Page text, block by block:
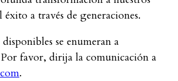
éxito a través de generaciones.
se enumeran a
favor, dirija la comunicación a
.